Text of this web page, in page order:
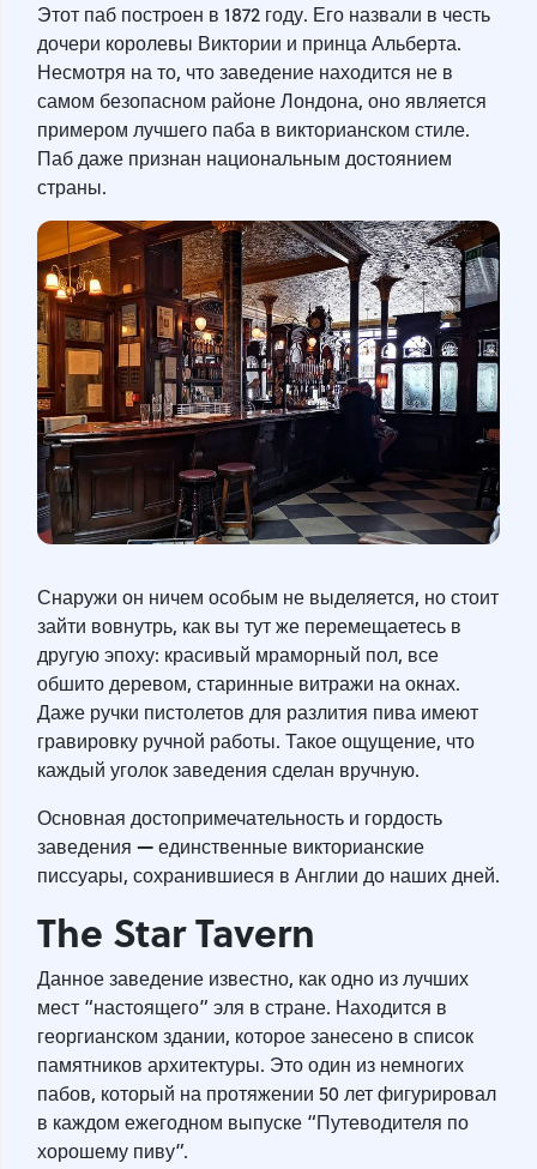
Этот паб построен в 1872 году. Его назвали в честь
дочери королевы Виктории и принца Альберта.
Несмотря на то, что заведение находится не в
самом безопасном районе Лондона, оно является
примером лучшего паба в викторианском стиле.
Паб даже признан национальным достоянием
страны.
Снаружи он ничем особым не выделяется, но стоит
зайти вовнутрь, как вы тут же перемещаетесь в
другую эпоху: красивый мраморный пол, все
обшито деревом, старинные витражи на окнах.
Даже ручки пистолетов для разлития пива имеют
гравировку ручной работы. Такое ощущение, что
каждый уголок заведения сделан вручную.
Основная достопримечательность и гордость
заведения —единственные викторианские
писсуары, сохранившиеся в Англии до наших дней.
The Star Tavern
Данное заведение известно, как одно из лучших
мест “настоящего” эля в стране. Находится в
георгианском здании, которое занесено в список
памятников архитектуры. Это один из немногих
пабов, который на протяжении 50 лет фигурировал
в каждом ежегодном выпуске “Путеводителя по
хорошему пиву”.